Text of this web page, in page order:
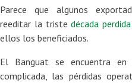
Parece que algunos
reeditar la tristedécada
ellos los beneficiados.
El Banguat se encuentra
complicada, las pérdidas